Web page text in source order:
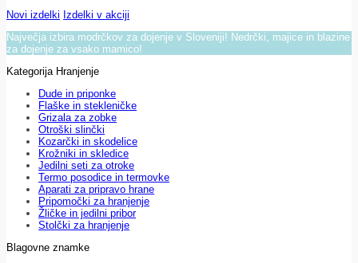
Novi izdelki Izdelki v akciji
Največja izbira modrčkov za dojenje v Sloveniji! Nedrčki, majice in blazine
za dojenje za vsako mamico!
Kategorija Hranjenje
Dude in priponke
Flaške in stekleničke
Grizala za zobke
Otroški slinčki
Kozarčki in skodelice
Krožniki in skledice
Jedilni seti za otroke
Termo posodice in termovke
Aparati za pripravo hrane
Pripomočki za hranjenje
Žličke in jedilni pribor
Stolčki za hranjenje
Blagovne znamke